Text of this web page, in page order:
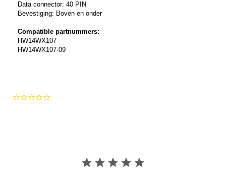
Data connector: 40 PIN
Bevestiging: Boven en onder
Compatible partnummers:
HW14WX107
HW14WX107-09